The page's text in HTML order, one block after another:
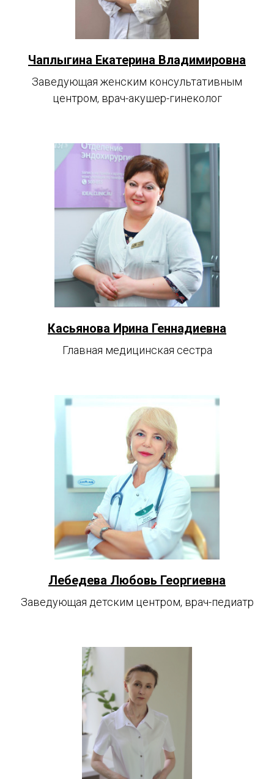
Чаплыгина Екатерина Владимировна
Заведующая женским консультативным
центром, врач-акушер-гинеколог
Касьянова Ирина Геннадиевна
Главная медицинская сестра
Лебедева Любовь Георгиевна
Заведующая детским центром, врач-педиатр